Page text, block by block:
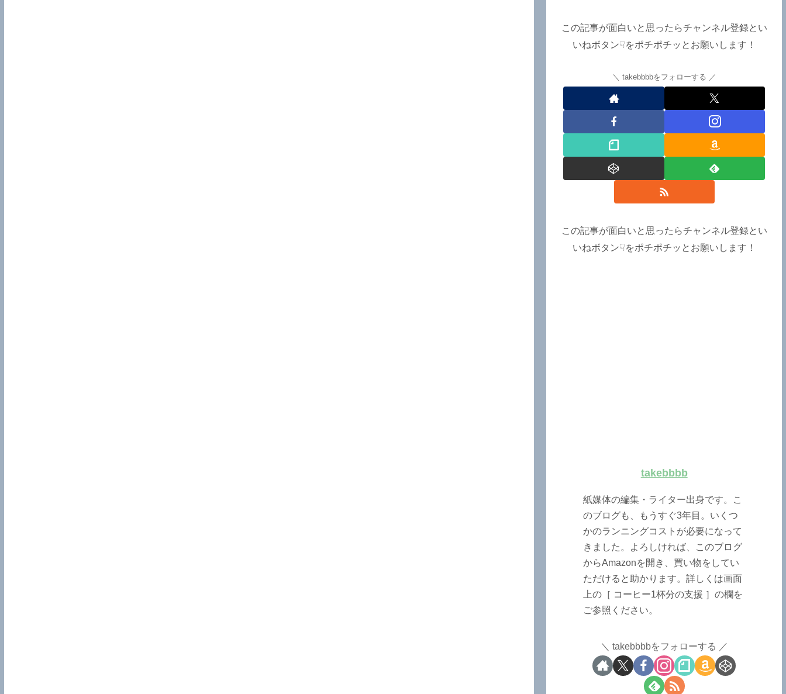
この記事が面白いと思ったらチャンネル登録とい
いねボタン☟をポチポチッとお願いします！
takebbbbをフォローする
この記事が面白いと思ったらチャンネル登録とい
いねボタン☟をポチポチッとお願いします！
takebbbb
紙媒体の編集・ライター出身です。こ
のブログも、もうすぐ3年目。いくつ
かのランニングコストが必要になって
きました。よろしければ、このブログ
からAmazonを開き、買い物をしてい
ただけると助かります。詳しくは画面
上の［ コーヒー1杯分の支援 ］の欄を
ご参照ください。
takebbbbをフォローする